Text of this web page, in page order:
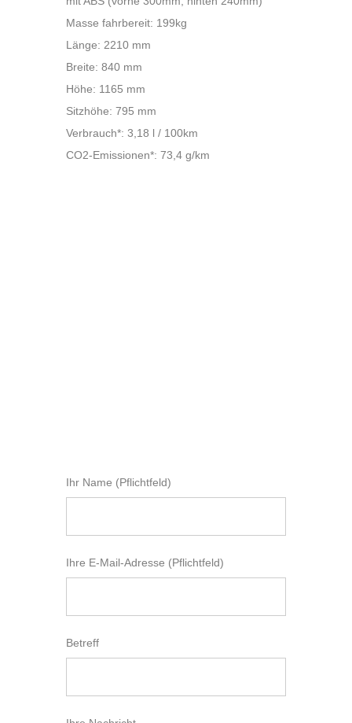
Masse fahrbereit: 199kg
Länge: 2210 mm
Breite: 840 mm
Höhe: 1165 mm
Sitzhöhe: 795 mm
Verbrauch*: 3,18 l / 100km
CO2-Emissionen*: 73,4 g/km
Ihr Name (Pflichtfeld)
Ihre E-Mail-Adresse (Pflichtfeld)
Betreff